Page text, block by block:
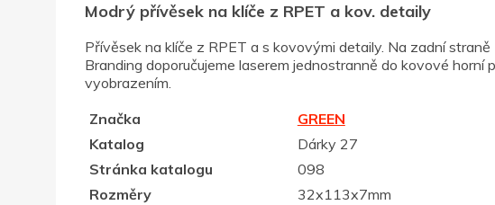
Modrý přívěsek na klíče z RPET a kov. detaily
Přívěsek na klíče z RPET a s kovovými detaily. Na zadní
Branding doporučujeme laserem jednostranně do kovové
vyobrazením.
Značka
GREEN
Katalog
Dárky 27
Stránka katalogu
098
Rozměry
32x113x7mm